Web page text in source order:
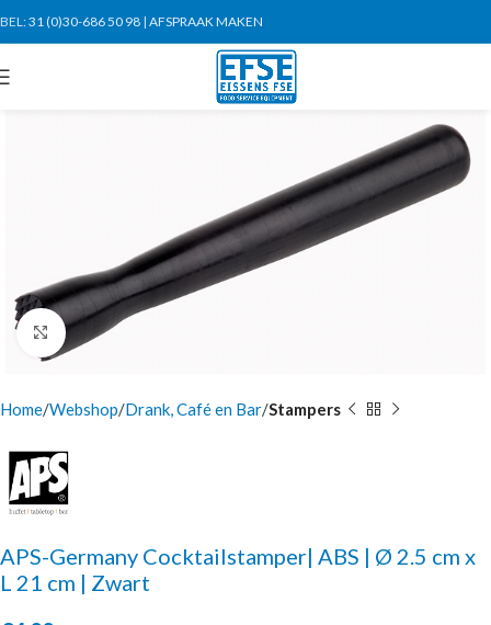
BEL:31 (0)30-686 50 98 | AFSPRAAK MAKEN
Click to enlarge
Home Webshop Drank, Café en Bar Stampers
APS-Germany Cocktailstamper| ABS | Ø 2.5 cm x
L 21 cm | Zwart